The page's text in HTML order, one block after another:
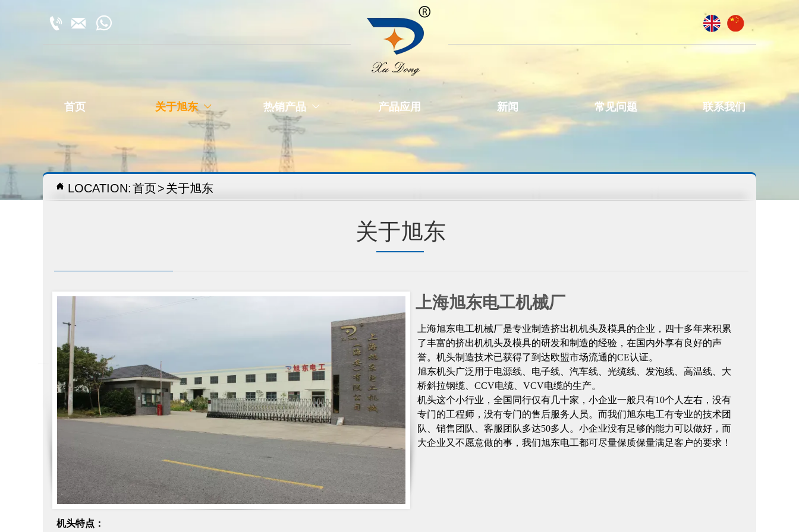
首页 关于旭东  热销产品  产品应用 新闻 常见问题 联系我们
  
关于旭东
机头特点：
 LOCATION:首页>关于旭东
上海旭东电工机械厂
上海旭东电工机械厂是专业制造挤出机机头及模具的企业，四十多年来积累
了丰富的挤出机机头及模具的研发和制造的经验，在国内外享有良好的声
誉。机头制造技术已获得了到达欧盟市场流通的CE认证。
旭东机头广泛用于电源线、电子线、汽车线、光缆线、发泡线、高温线、大
桥斜拉钢缆、CCV电缆、VCV电缆的生产。
机头这个小行业，全国同行仅有几十家，小企业一般只有10个人左右，没有
专门的工程师，没有专门的售后服务人员。而我们旭东电工有专业的技术团
队、销售团队、客服团队多达50多人。小企业没有足够的能力可以做好，而
大企业又不愿意做的事，我们旭东电工都可尽量保质保量满足客户的要求！